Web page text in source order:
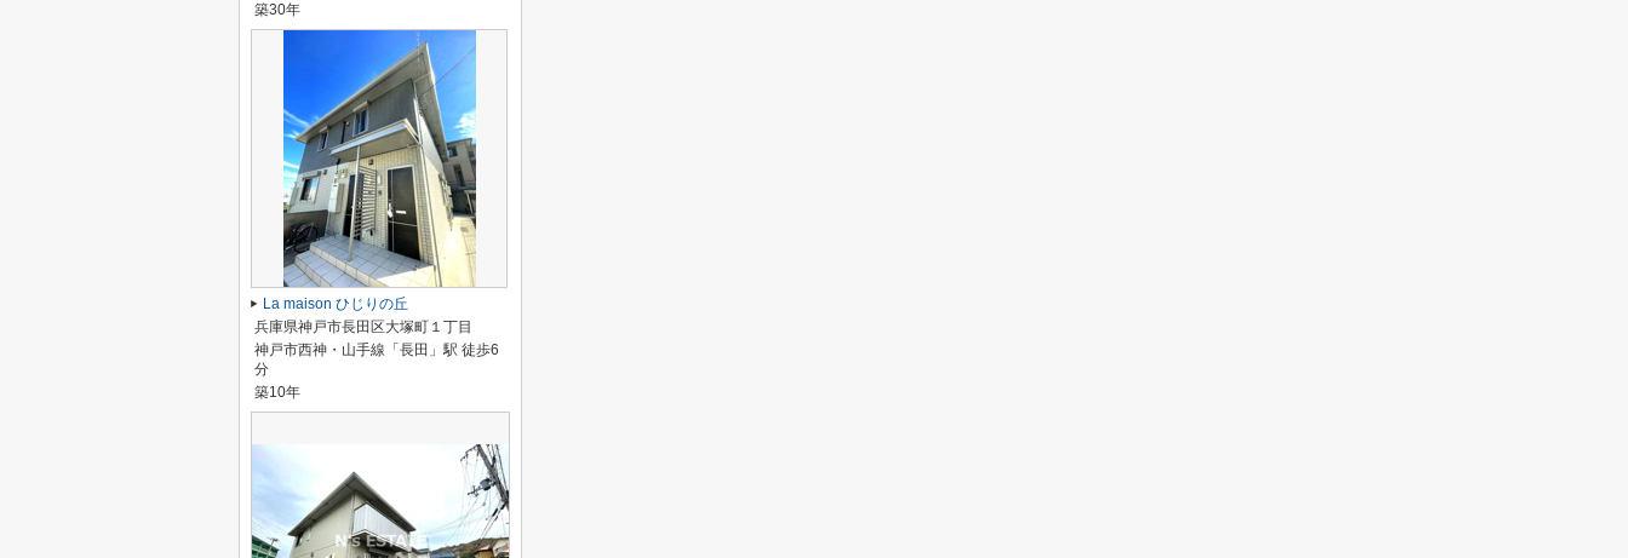
築30年
La maison ひじりの丘
兵庫県神戸市長田区大塚町１丁目
神戸市西神・山手線「長田」駅 徒歩6
分
築10年